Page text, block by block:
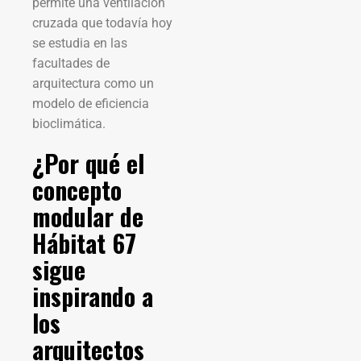
cruzada que todavía hoy
se estudia en las
facultades de
arquitectura como un
modelo de eficiencia
bioclimática.
¿Por qué el
concepto
modular de
Hábitat 67
sigue
inspirando a
los
arquitectos